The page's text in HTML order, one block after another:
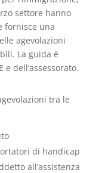
settore hanno
fornisce una
agevolazioni
La guida è
dell’assessorato.
tra le
di handicap
all’assistenza